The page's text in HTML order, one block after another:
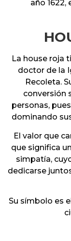
año
La house roja
doctor de la
Recoleta.
conversión
personas,
dominando
El valor que
que significa
simpatía,
dedicarse
Su símbolo es